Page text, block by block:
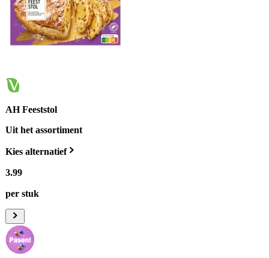
AH Feeststol
Uit het assortiment
Kies alternatief
3.99
per stuk